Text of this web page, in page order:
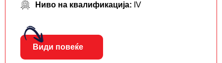
Ниво на квалификација: IV
Види повеќе